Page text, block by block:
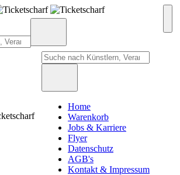
Home
Warenkorb
Jobs & Karriere
Flyer
Datenschutz
AGB's
Kontakt & Impressum